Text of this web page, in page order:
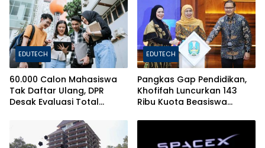
EDUTECH
60.000 Calon Mahasiswa
Tak Daftar Ulang, DPR
Desak Evaluasi Total
EDUTECH
Pangkas Gap Pendidikan,
Khofifah Luncurkan 143
Ribu Kuota Beasiswa
Jatim